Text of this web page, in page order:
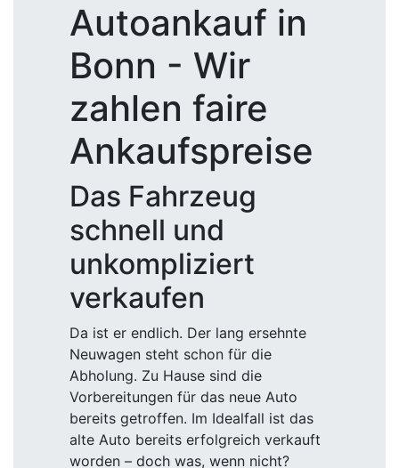
Autoankauf in
Bonn - Wir
zahlen faire
Ankaufspreise
Das Fahrzeug
schnell und
unkompliziert
verkaufen
Da ist er endlich. Der lang ersehnte
Neuwagen steht schon für die
Abholung. Zu Hause sind die
Vorbereitungen für das neue Auto
bereits getroffen. Im Idealfall ist das
alte Auto bereits erfolgreich verkauft
worden – doch was, wenn nicht?